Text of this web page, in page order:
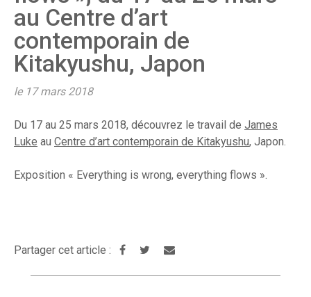
au Centre d’art
contemporain de
Kitakyushu, Japon
le 17 mars 2018
Du 17 au 25 mars 2018, découvrez le travail de James
Luke au Centre d’art contemporain de Kitakyushu, Japon.
Exposition « Everything is wrong, everything flows ».
Partager cet article :